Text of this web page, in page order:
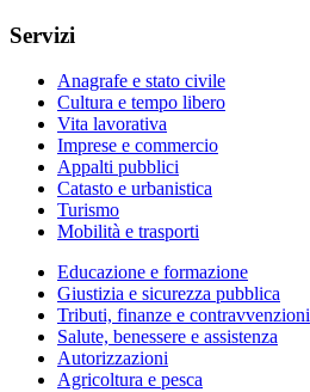
Servizi
Anagrafe e stato civile
Cultura e tempo libero
Vita lavorativa
Imprese e commercio
Appalti pubblici
Catasto e urbanistica
Turismo
Mobilità e trasporti
Educazione e formazione
Giustizia e sicurezza pubblica
Tributi, finanze e contravvenzioni
Salute, benessere e assistenza
Autorizzazioni
Agricoltura e pesca